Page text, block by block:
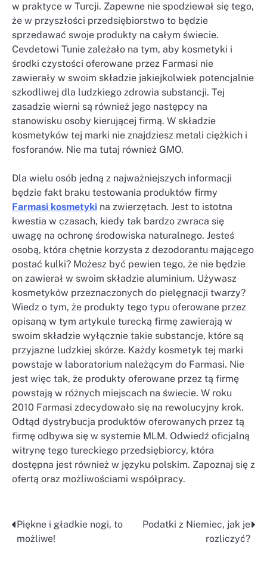
w praktyce w Turcji. Zapewne nie spodziewał się tego,
że w przyszłości przedsiębiorstwo to będzie
sprzedawać swoje produkty na całym świecie.
Cevdetowi Tunie zależało na tym, aby kosmetyki i
środki czystości oferowane przez Farmasi nie
zawierały w swoim składzie jakiejkolwiek potencjalnie
szkodliwej dla ludzkiego zdrowia substancji. Tej
zasadzie wierni są również jego następcy na
stanowisku osoby kierującej firmą. W składzie
kosmetyków tej marki nie znajdziesz metali ciężkich i
fosforanów. Nie ma tutaj również GMO.
Dla wielu osób jedną z najważniejszych informacji
będzie fakt braku testowania produktów firmy
Farmasi kosmetyki na zwierzętach. Jest to istotna
kwestia w czasach, kiedy tak bardzo zwraca się
uwagę na ochronę środowiska naturalnego. Jesteś
osobą, która chętnie korzysta z dezodorantu mającego
postać kulki? Możesz być pewien tego, że nie będzie
on zawierał w swoim składzie aluminium. Używasz
kosmetyków przeznaczonych do pielęgnacji twarzy?
Wiedz o tym, że produkty tego typu oferowane przez
opisaną w tym artykule turecką firmę zawierają w
swoim składzie wyłącznie takie substancje, które są
przyjazne ludzkiej skórze. Każdy kosmetyk tej marki
powstaje w laboratorium należącym do Farmasi. Nie
jest więc tak, że produkty oferowane przez tą firmę
powstają w różnych miejscach na świecie. W roku
2010 Farmasi zdecydowało się na rewolucyjny krok.
Odtąd dystrybucja produktów oferowanych przez tą
firmę odbywa się w systemie MLM. Odwiedź oficjalną
witrynę tego tureckiego przedsiębiorcy, która
dostępna jest również w języku polskim. Zapoznaj się z
ofertą oraz możliwościami współpracy.
Nawigacja
Piękne i gładkie nogi, to
możliwe!
Podatki z Niemiec, jak je
rozliczyć?